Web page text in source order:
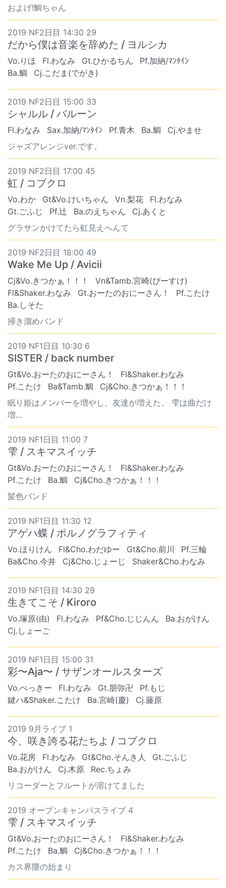
およげ!鯛ちゃん
2019 NF2日目 14:30 29
だから僕は音楽を辞めた / ヨルシカ
Vo.りほ Fl.わなみ Gt.ひかるちん
Pf.加納/ﾏﾝﾀｲﾝ
Ba.鯛
Cj.こだま(でがき)
2019 NF2日目 15:00 33
シャルル / バルーン
Fl.わなみ Sax.加納/ﾏﾝﾀｲﾝ Pf.青木 Ba.鯛
Cj.やませ
ジャズアレンジver.です。
2019 NF2日目 17:00 45
虹 / コブクロ
Vo.わか Gt&Vo.けいちゃん Vn.梨花
Fl.わなみ
Gt.ごふじ
Pf.辻 Ba.のえちゃん
Cj.あくと
グラサンかけてたら虹見えへんて
2019 NF2日目 18:00 49
Wake Me Up / Avicii
Cj&Vo.きつかぁ！！！
Vn&Tamb.宮崎(ぴーすけ)
Fl&Shaker.わなみ
Gt.おーたのおにーさん！
Pf.こたけ
Ba.しそた
掃き溜めバンド
2019 NF1日目 10:30 6
SISTER / back number
Gt&Vo.おーたのおにーさん！
Fl&Shaker.わなみ
Pf.こたけ
Ba&Tamb.鯛
Cj&Cho.きつかぁ！！！
眠り姫はメンバーを増やし、友達が増えた。 雫は曲だけ
増...
2019 NF1日目 11:00 7
雫 / スキマスイッチ
Gt&Vo.おーたのおにーさん！
Fl&Shaker.わなみ
Pf.こたけ
Ba.鯛
Cj&Cho.きつかぁ！！！
髪色バンド
2019 NF1日目 11:30 12
アゲハ蝶 / ポルノグラフィティ
Vo.ほりけん Fl&Cho.わだゆー Gt&Cho.前川
Pf.三輪
Ba&Cho.今井
Cj&Cho.じょーじ Shaker&Cho.わなみ
2019 NF1日目 14:30 29
生きてこそ / Kiroro
Vo.塚原(由) Fl.わなみ Pf&Cho.じじんん
Ba.おがけん
Cj.しょーご
2019 NF1日目 15:00 31
彩〜Aja〜 / サザンオールスターズ
Vo.ぺっきー Fl.わなみ Gt.朋弥卍
Pf.もじ
鍵ハ&Shaker.こたけ
Ba.宮崎(慶) Cj.藤原
2019 9月ライブ 1
今、咲き誇る花たちよ / コブクロ
Vo.花房 Fl.わなみ Gt&Cho.そんき人
Gt.ごふじ
Ba.おがけん
Cj.木原
Rec.ちょみ
リコーダーとフルートが溶けてました
2019 オープンキャンパスライブ 4
雫 / スキマスイッチ
Gt&Vo.おーたのおにーさん！
Fl&Shaker.わなみ
Pf.こたけ
Ba.鯛
Cj&Cho.きつかぁ！！！
カス界隈の始まり